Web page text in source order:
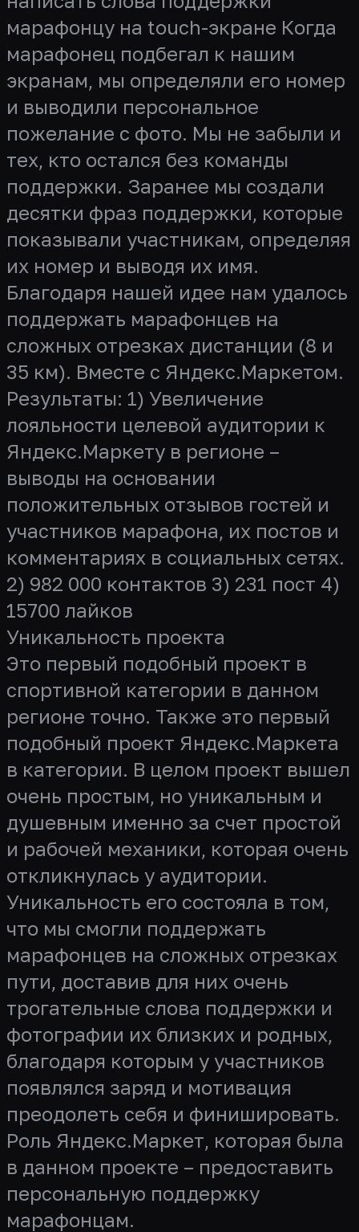
марафонцу на touch-экране Когда
марафонец подбегал к нашим
экранам, мы определяли его номер
и выводили персональное
пожелание с фото. Мы не забыли и
тех, кто остался без команды
поддержки. Заранее мы создали
десятки фраз поддержки, которые
показывали участникам, определяя
их номер и выводя их имя.
Благодаря нашей идее нам удалось
поддержать марафонцев на
сложных отрезках дистанции (8 и
35 км). Вместе с Яндекс.Маркетом.
Результаты: 1) Увеличение
лояльности целевой аудитории к
Яндекс.Маркету в регионе –
выводы на основании
положительных отзывов гостей и
участников марафона, их постов и
комментариях в социальных сетях.
2) 982 000 контактов 3) 231 пост 4)
15700 лайков
Уникальность проекта
Это первый подобный проект в
спортивной категории в данном
регионе точно. Также это первый
подобный проект Яндекс.Маркета
в категории. В целом проект вышел
очень простым, но уникальным и
душевным именно за счет простой
и рабочей механики, которая очень
откликнулась у аудитории.
Уникальность его состояла в том,
что мы смогли поддержать
марафонцев на сложных отрезках
пути, доставив для них очень
трогательные слова поддержки и
фотографии их близких и родных,
благодаря которым у участников
появлялся заряд и мотивация
преодолеть себя и финишировать.
Роль Яндекс.Маркет, которая была
в данном проекте – предоставить
персональную поддержку
марафонцам.